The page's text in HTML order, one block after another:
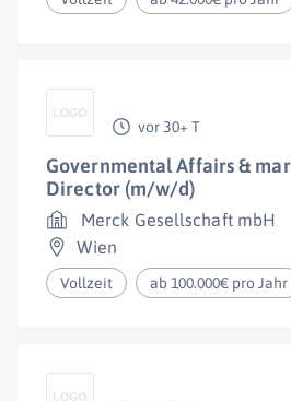
vor 30+ T
Governmental Affairs &
Director (m/w/d)
Merck Gesellschaft mbH
Wien
Vollzeit ab 100.000€ pro Jahr